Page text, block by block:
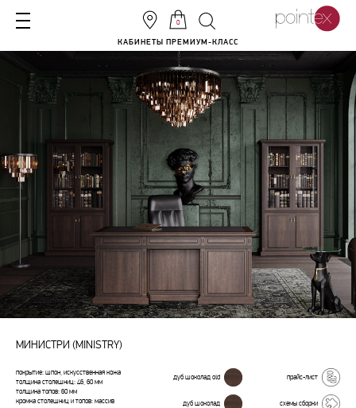
0
КАБИНЕТЫ ПРЕМИУМ-КЛАСС
МИНИСТРИ (MINISTRY)
покрытие: шпон, искусственная кожа
толщина столешниц: 46, 60 мм
толщина топов: 60 мм
кромка столешниц и топов: массив
дуб шоколад old
дуб шоколад
прайс-лист
схемы сборки